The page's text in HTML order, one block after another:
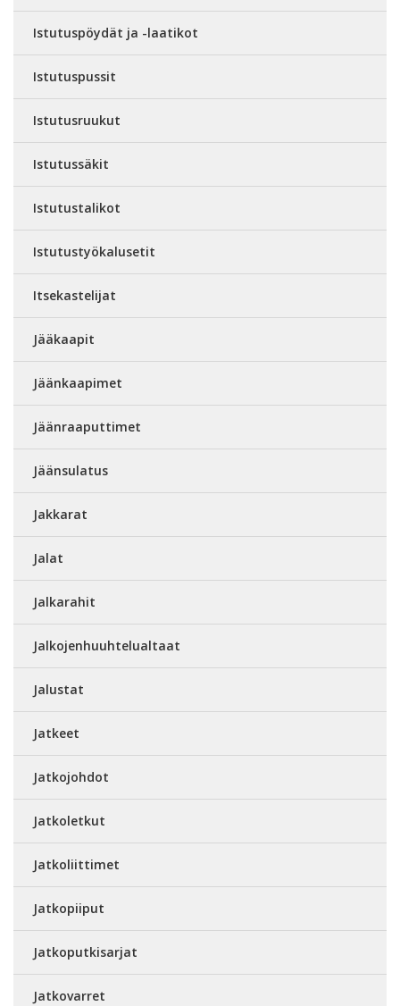
Istutuspöydät ja -laatikot
Istutuspussit
Istutusruukut
Istutussäkit
Istutustalikot
Istutustyökalusetit
Itsekastelijat
Jääkaapit
Jäänkaapimet
Jäänraaputtimet
Jäänsulatus
Jakkarat
Jalat
Jalkarahit
Jalkojenhuuhtelualtaat
Jalustat
Jatkeet
Jatkojohdot
Jatkoletkut
Jatkoliittimet
Jatkopiiput
Jatkoputkisarjat
Jatkovarret